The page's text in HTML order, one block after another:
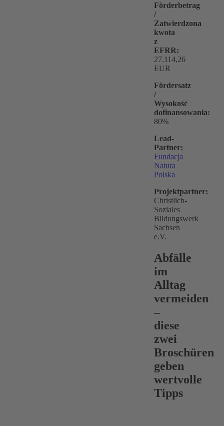
Förderbetrag
/
Zatwierdzona
kwota
z
EFRR:
27.114,26
EUR
Fördersatz
/
Wysokość
dofinansowania:
80%
Lead-
Partner:
Fundacja
Natura
Polska
Projektpartner:
Christlich-
Soziales
Bildungswerk
Sachsen
e.V.
Abfälle
im
Alltag
vermeiden
–
diese
zwei
Broschüren
geben
wertvolle
Tipps